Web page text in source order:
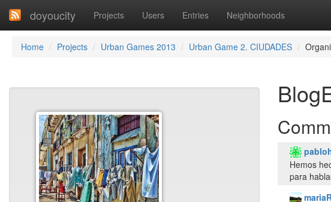
doyoucity Projects Users Entries Neighborhoods
Home Projects Urban Games 2013 Urban Game 2. CIUDADES
Hemos
para